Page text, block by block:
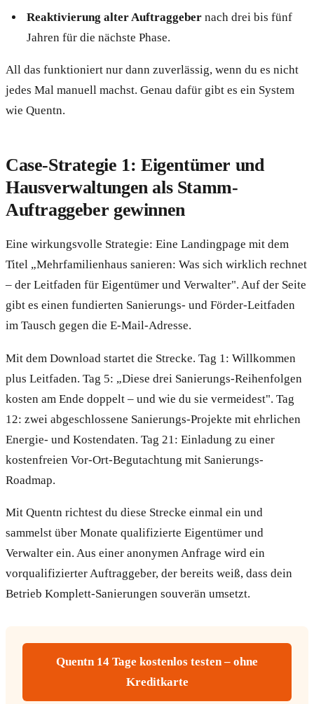
Reaktivierung alter Auftraggebernach drei bis fünf
Jahren für die nächste Phase.
All das funktioniert nur dann zuverlässig, wenn du es nicht
jedes Mal manuell machst. Genau dafür gibt es ein System
wie Quentn.
Case-Strategie 1: Eigentümer und
Hausverwaltungen als Stamm-
Auftraggeber gewinnen
Eine wirkungsvolle Strategie: Eine Landingpage mit dem
Titel „Mehrfamilienhaus sanieren: Was sich wirklich rechnet
– der Leitfaden für Eigentümer und Verwalter". Auf der Seite
gibt es einen fundierten Sanierungs- und Förder-Leitfaden
im Tausch gegen die E-Mail-Adresse.
Mit dem Download startet die Strecke. Tag 1: Willkommen
plus Leitfaden. Tag 5: „Diese drei Sanierungs-Reihenfolgen
kosten am Ende doppelt – und wie du sie vermeidest". Tag
12: zwei abgeschlossene Sanierungs-Projekte mit ehrlichen
Energie- und Kostendaten. Tag 21: Einladung zu einer
kostenfreien Vor-Ort-Begutachtung mit Sanierungs-
Roadmap.
Mit Quentn richtest du diese Strecke einmal ein und
sammelst über Monate qualifizierte Eigentümer und
Verwalter ein. Aus einer anonymen Anfrage wird ein
vorqualifizierter Auftraggeber, der bereits weiß, dass dein
Betrieb Komplett-Sanierungen souverän umsetzt.
Quentn 14 Tage kostenlos testen – ohne
Kreditkarte